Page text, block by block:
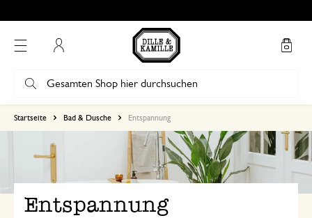
Startseite Bad & Dusche Entspannung
Entspannung